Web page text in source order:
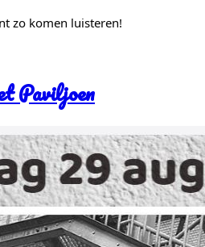
zo komen luisteren!
Paviljoen